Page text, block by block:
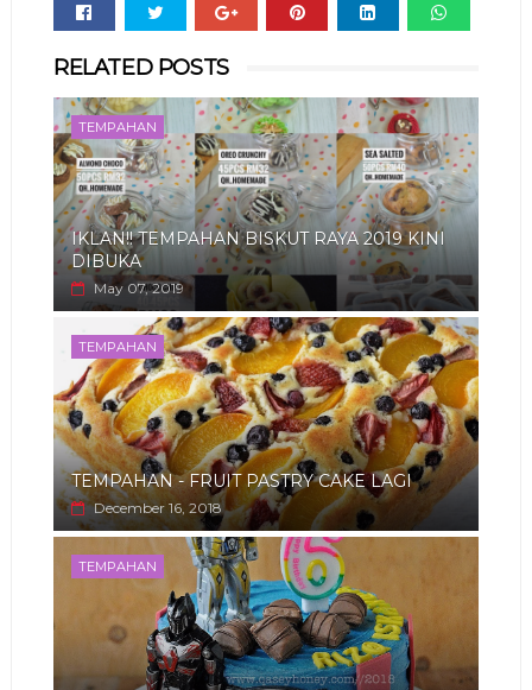
RELATED POSTS
TEMPAHAN
IKLAN!! TEMPAHAN BISKUT RAYA 2019 KINI
DIBUKA
May 07, 2019
TEMPAHAN
TEMPAHAN - FRUIT PASTRY CAKE LAGI
December 16, 2018
TEMPAHAN